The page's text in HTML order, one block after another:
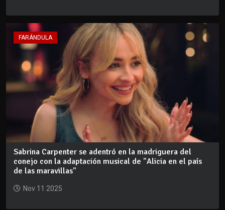
FARÁNDULA
Sabrina Carpenter se adentró en la madriguera del
conejo con la adaptación musical de "Alicia en el país
de las maravillas"
Nov 11 2025